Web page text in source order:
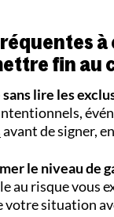
fin au
lire les
avant de signer,
le niveau de
au risque vous
votre situation